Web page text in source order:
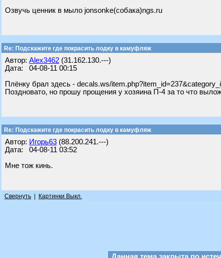
Озвучь ценник в мыло jonsonke(собака)ngs.ru
Re: Подскажите где покрасить лодку в камуфляж
Автор: Alex3462 (31.162.130.---)
Дата: 04-08-11 00:15
Плёнку брал здесь - decals.ws/
Поздновато, но прошу прощения у хозяина П-4 за то что
Re: Подскажите где покрасить лодку в камуфляж
Автор: Игорь63 (88.200.241.---)
Дата: 04-08-11 03:52
Мне тож кинь.
Свернуть Картинки Выкл.